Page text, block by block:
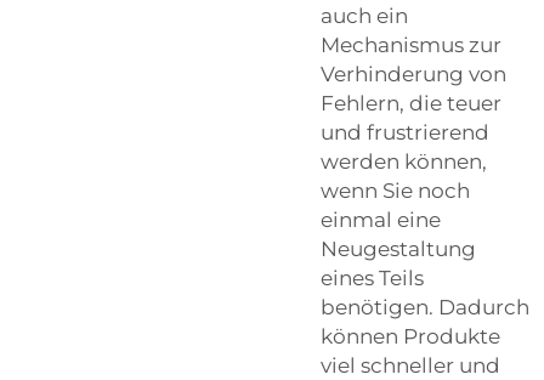
auch ein
Mechanismus zur
Verhinderung von
Fehlern, die teuer
und frustrierend
werden können,
wenn Sie noch
einmal eine
Neugestaltung
eines Teils
benötigen. Dadurch
können Produkte
viel schneller und